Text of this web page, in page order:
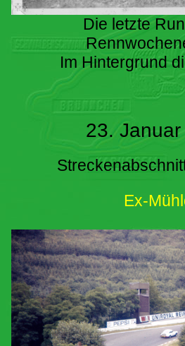
Die letzte
Im Hintergrund
23.
Ex-